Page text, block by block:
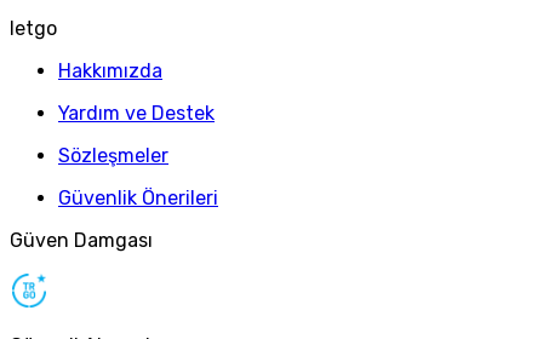
letgo
Hakkımızda
Yardım ve Destek
Sözleşmeler
Güvenlik Önerileri
Güven Damgası